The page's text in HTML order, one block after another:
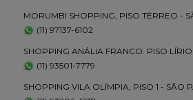
MORUMBI SHOPPING, PISO TÉRREO -
(11) 97137-6102
SHOPPING ANÁLIA FRANCO. PISO
(11) 93501-7779
SHOPPING VILA OLÍMPIA, PISO 1 - SÃO